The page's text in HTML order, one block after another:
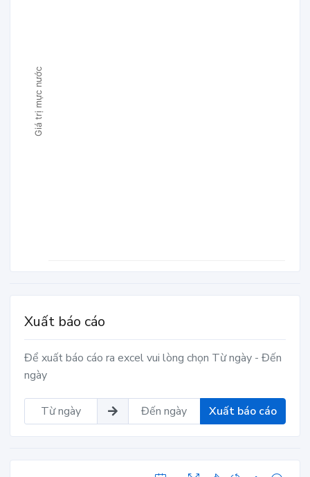
Giá trị mực nước
Xuất báo cáo
Để xuất báo cáo ra excel vui lòng chọn Từ ngày - Đến
ngày
Xuất báo cáo